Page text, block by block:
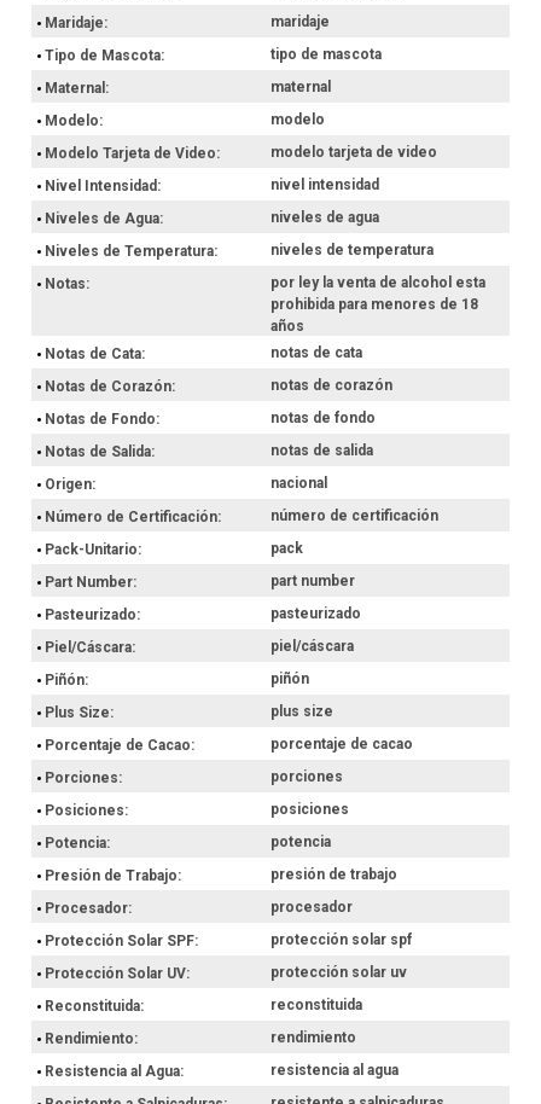
Maridaje
maridaje
Tipo de Mascota
tipo de mascota
Maternal
maternal
Modelo
modelo
Modelo Tarjeta de Video
modelo tarjeta de video
Nivel Intensidad
nivel intensidad
Niveles de Agua
niveles de agua
Niveles de Temperatura
niveles de temperatura
Notas
por ley la venta de alcohol esta
prohibida para menores de 18
años
Notas de Cata
notas de cata
Notas de Corazón
notas de corazón
Notas de Fondo
notas de fondo
Notas de Salida
notas de salida
Origen
nacional
Número de Certificación
número de certificación
Pack-Unitario
pack
Part Number
part number
Pasteurizado
pasteurizado
Piel/Cáscara
piel/cáscara
Piñón
piñón
Plus Size
plus size
Porcentaje de Cacao
porcentaje de cacao
Porciones
porciones
Posiciones
posiciones
Potencia
potencia
Presión de Trabajo
presión de trabajo
Procesador
procesador
Protección Solar SPF
protección solar spf
Protección Solar UV
protección solar uv
Reconstituida
reconstituida
Rendimiento
rendimiento
Resistencia al Agua
resistencia al agua